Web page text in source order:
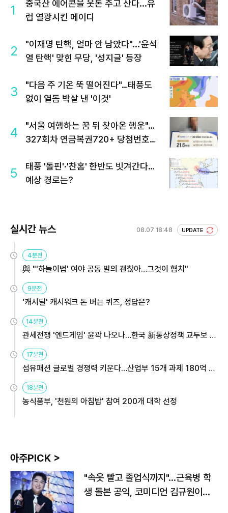
1
중국산 에어콘을 웃돈 주고 산다...유
럽 열광시킨 메이디
2
"이재명 탄핵, 얼마 안 남았다"...'윤석
열 탄핵' 맞힌 무당, '성지글' 등장
3
"다음 주 기온 뚝 떨어진다"…태풍도
없이 열돔 박살 낸 '이것'
4
"서울 여행하는 꿈 뒤 찾아온 행운"…
327회차 연금복권720+ 당첨번호조
5
태풍 '돌핀'·'찬홈' 한반도 빗겨간다…
예상 경로는?
실시간 뉴스 08.07 18:48 UPDATE
4분전
與 "'하늘이법' 여야 공동 발의 괜찮아…그것이 협치"
9분전
'캐시딜' 캐시워크 돈 버는 퀴즈, 정답은?
14분전
관세전쟁 '엔드게임' 윤곽 나오나…한국 新통상정책 교두보 활
용해야
17분전
섬유패션 글로벌 경쟁력 키운다…산업부 15개 과제 180억 지
원
18분전
농식품부, '천원의 아침밥' 참여 200개 대학 선정
아주PICK >
"속옷 빨고 졸업식까지"…근육병 학
생 돌본 공익, 코미디언 김규원이었